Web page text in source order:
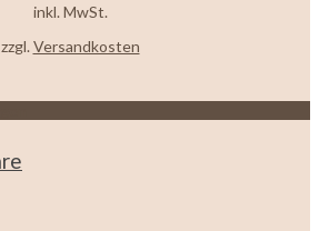
inkl. MwSt.
zzgl. Versandkosten